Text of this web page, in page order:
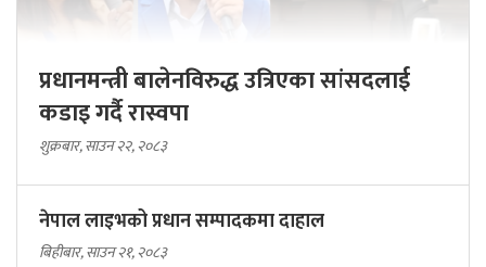
प्रधानमन्त्री बालेनविरुद्ध उत्रिएका सांसदलाई
कडाइ गर्दै रास्वपा
शुक्रबार, साउन २२, २०८३
नेपाल लाइभको प्रधान सम्पादकमा दाहाल
बिहीबार, साउन २१, २०८३